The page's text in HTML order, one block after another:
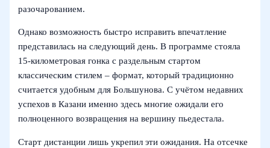
разочарованием.
Однако возможность быстро исправить впечатление
представилась на следующий день. В программе стояла
15-километровая гонка с раздельным стартом
классическим стилем – формат, который традиционно
считается удобным для Большунова. С учётом недавних
успехов в Казани именно здесь многие ожидали его
полноценного возвращения на вершину пьедестала.
Старт дистанции лишь укрепил эти ожидания. На отсечке